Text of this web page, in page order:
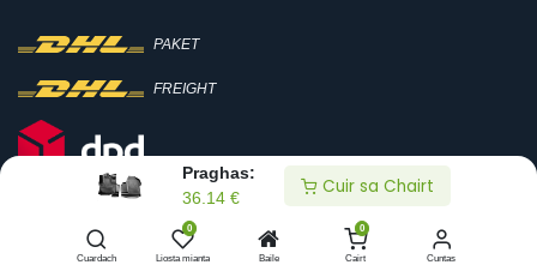
Praghas:
36.14 €
Cuir sa Chairt
Cuardach
0
Liosta mianta Baile
0
Cairt Cuntas
PAKET
FREIGHT